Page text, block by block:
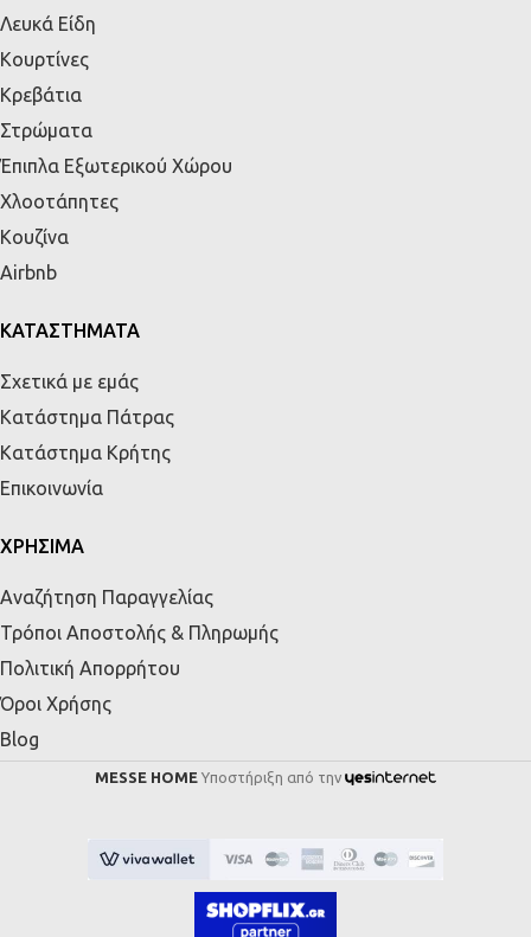
Λευκά Είδη
Κουρτίνες
Κρεβάτια
Στρώματα
Έπιπλα Εξωτερικού Χώρου
Χλοοτάπητες
Κουζίνα
Airbnb
ΚΑΤΑΣΤΗΜΑΤΑ
Σχετικά με εμάς
Κατάστημα Πάτρας
Κατάστημα Κρήτης
Επικοινωνία
ΧΡΗΣΙΜΑ
Αναζήτηση Παραγγελίας
Τρόποι Αποστολής & Πληρωμής
Πολιτική Απορρήτου
Όροι Χρήσης
Blog
MESSE HOME Υποστήριξη από την